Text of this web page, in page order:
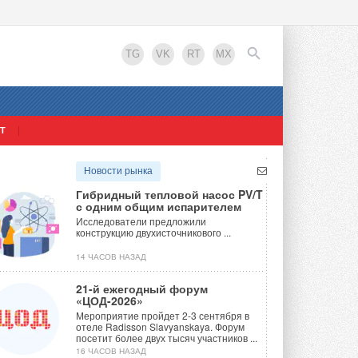
TG VK RT MX
EN
пеллетные котлы
Новости рынка
Гибридный тепловой насос PV/T
с одним общим испарителем
Исследователи предложили
конструкцию двухисточникового ...
14 ЧАСОВ НАЗАД
21-й ежегодный форум
«ЦОД-2026»
Мероприятие пройдет 2-3 сентября в
отеле Radisson Slavyanskaya. Форум
посетит более двух тысяч участников ...
16 ЧАСОВ НАЗАД